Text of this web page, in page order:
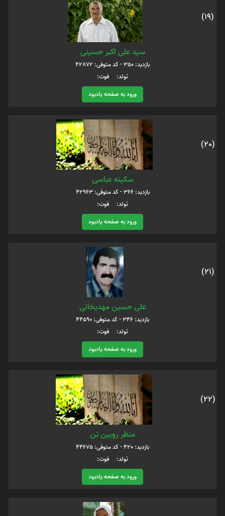
(19)
سید علی اکبر حسینی
بازدید: 350 - کد متوفی: 42872
تولد: فوت:
ورود به صفحه یادبود
(20)
سکینه عباسی
بازدید: 366 - کد متوفی: 42963
تولد: فوت:
ورود به صفحه یادبود
(21)
علی حسین مهدیخانی
بازدید: 346 - کد متوفی: 44590
تولد: فوت:
ورود به صفحه یادبود
(22)
منظر رویین تن
بازدید: 420 - کد متوفی: 44675
تولد: فوت:
ورود به صفحه یادبود